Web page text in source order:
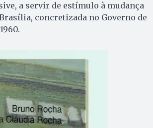
a servir de estímulo à mudança
concretizada no Governo de